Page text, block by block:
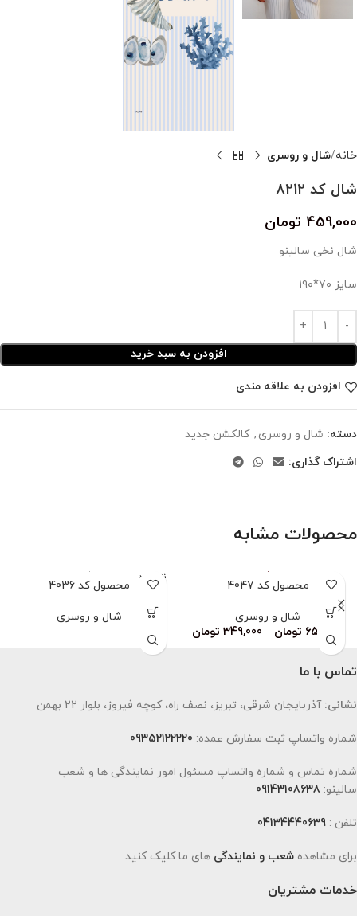
خانه شال و روسری
شال کد 8212
459,000 تومان
شال نخی سالینو
سایز ۷۰*۱۹۰
افزودن به سبد خرید
افزودن به علاقه مندی
دسته: شال و روسری , کالکشن جدید
اشتراک گذاری:
محصولات مشابه
محصول کد 4047
شال و روسری
659,000 تومان –
349,000 تومان
ناموجود
محصول کد 4036
شال و روسری
تماس با ما
نشانی: آذربایجان شرقی، تبریز، نصف راه، کوچه فیروز، بلوار 22 بهمن
شماره واتساپ ثبت سفارش عمده: 09352122220
شماره تماس و شماره واتساپ مسئول امور نمایندگی ها و شعب
سالینو: 09143108638
تلفن : 04134440639
برای مشاهده شعب و نمایندگی های ما کلیک کنید
خدمات مشتریان